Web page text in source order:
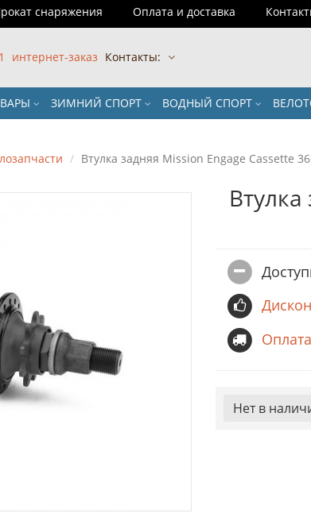
снаряжения Оплата и доставка
интернет-заказ Контакты:
ЗИМНИЙ СПОРТ ВОДНЫЙ СПОРТ
Втулка задняя Mission Engage Cassette
Нет в